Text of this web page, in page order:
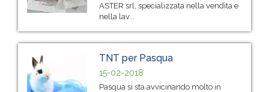
ASTER srl, specializzata nella vendita e
nella lav...
TNT per Pasqua
15-02-2018
Pasqua si sta avvicinando molto in